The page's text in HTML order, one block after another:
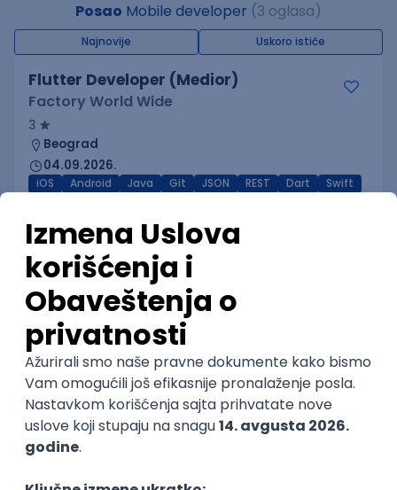
Posao Mobile developer (3 oglasa)
Najnovije Uskoro ističe
Flutter Developer (Medior)
Factory World Wide
3
Beograd
04.09.2026.
iOS Android Java Git JSON REST Dart
Swift
Lead Mobile Engineer
Dual Entry
Remote
05.09.2026.
iOS Android QA TypeScript
Mobile Developer
Madiff
Remote
Android Kotlin Intermediate